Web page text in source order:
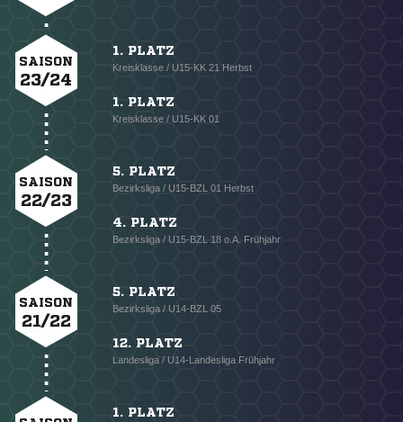
SAISON
23/24
1. PLATZ
Kreisklasse / U15-KK 21 Herbst
1. PLATZ
Kreisklasse / U15-KK 01
SAISON
22/23
5. PLATZ
Bezirksliga / U15-BZL 01 Herbst
4. PLATZ
Bezirksliga / U15-BZL 18 o.A. Frühjahr
SAISON
21/22
5. PLATZ
Bezirksliga / U14-BZL 05
12. PLATZ
Landesliga / U14-Landesliga Frühjahr
1. PLATZ